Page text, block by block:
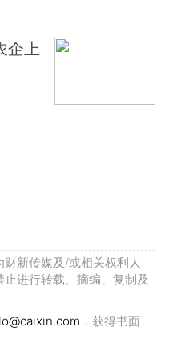
企上
新传媒及/或相关权利人
进行转载、摘编、复制及
，获得书面